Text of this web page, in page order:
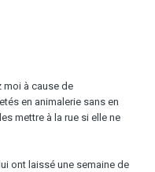
moi à cause de
en animalerie sans en
mettre à la rue si elle ne
ont laissé une semaine de